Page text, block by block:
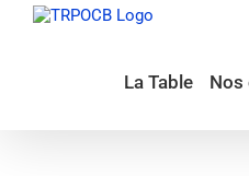
Passer
La Table Nos